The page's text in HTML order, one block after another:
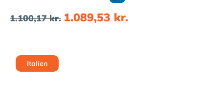
1.100,17kr. 1.089,53 kr.
Italien